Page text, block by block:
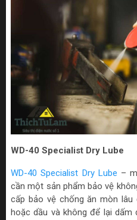
WD-40 Specialist Dry Lube
WD-40 Specialist Dry Lube –
cần một sản phẩm bảo vệ
cấp bảo vệ chống ăn mòn lâu
hoặc dầu và không để lại